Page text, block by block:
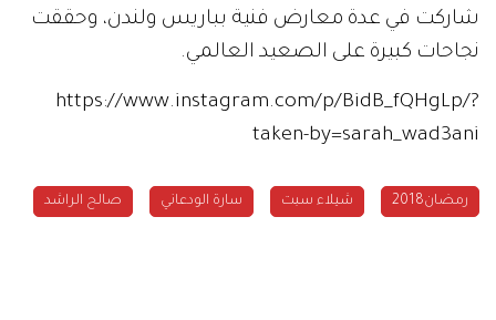
شاركت في عدة معارض فنية بباريس ولندن، وحققت
نجاحات كبيرة على الصعيد العالمي.
https://www.instagram.com/p/BidB_fQHgLp/?
taken-by=sarah_wad3ani
رمضان2018 شيلاء سبت سارة الودعاني صالح الراشد